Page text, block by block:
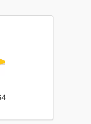
264